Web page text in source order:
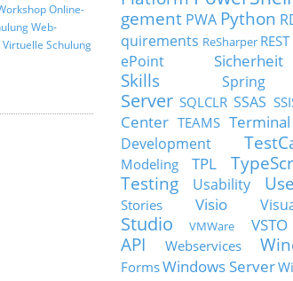
Online-
Web-
Virtuelle Schulung
gement PWA Python
quirements ReSharper REST
ePoint
Sicherheit
Skills
Spring
Server SQLCLR SSAS
Center TEAMS
Development
Modeling
TPL
Testing
Usability
Stories
Visio
Studio
VMWare VSTO
API
Webservices
FormsWindows Server